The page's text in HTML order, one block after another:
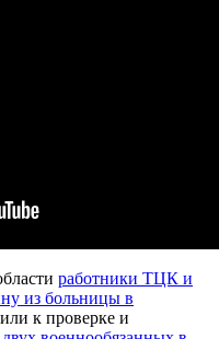
работники ТЦК и
из больницы в
к проверке и